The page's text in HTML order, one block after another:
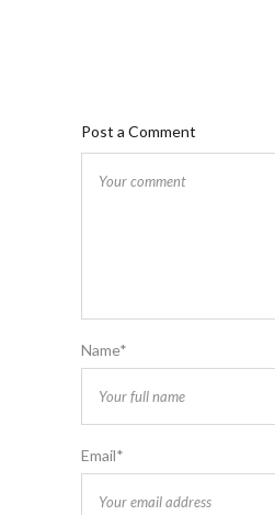
Post a Comment
Name*
Email*